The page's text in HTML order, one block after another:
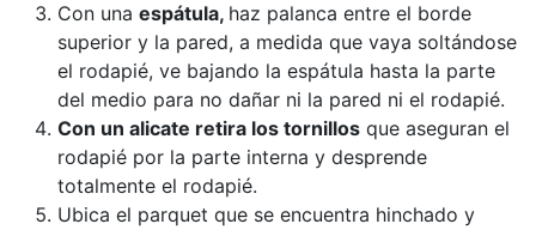
Con una espátula, haz palanca entre el borde
superior y la pared, a medida que vaya soltándose
el rodapié, ve bajando la espátula hasta la parte
del medio para no dañar ni la pared ni el rodapié.
Con un alicate retira los tornillos que aseguran el
rodapié por la parte interna y desprende
totalmente el rodapié.
Ubica el parquet que se encuentra hinchado y